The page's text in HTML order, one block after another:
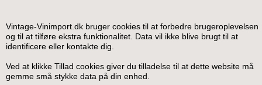
Vintage-Vinimport.dk bruger cookies til at forbedre brugeroplevelsen
og til at tilføre ekstra funktionalitet. Data vil ikke blive brugt til at
identificere eller kontakte dig.
Ved at klikke Tillad cookies giver du tilladelse til at dette website må
gemme små stykke data på din enhed.
Forside» Kultvine